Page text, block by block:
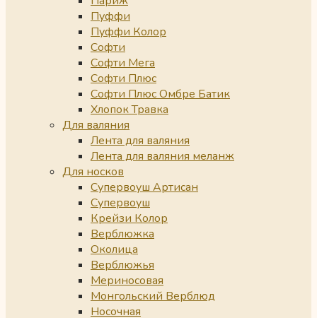
Пуффи
Пуффи Колор
Софти
Софти Мега
Софти Плюс
Софти Плюс Омбре Батик
Хлопок Травка
Для валяния
Лента для валяния
Лента для валяния меланж
Для носков
Супервоуш Артисан
Супервоуш
Крейзи Колор
Верблюжка
Околица
Верблюжья
Мериносовая
Монгольский Верблюд
Носочная